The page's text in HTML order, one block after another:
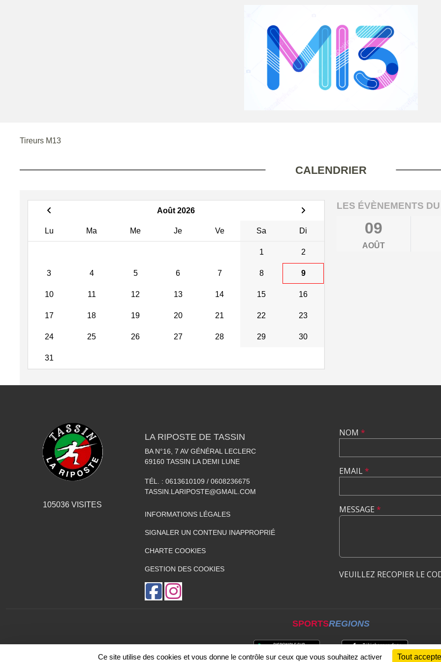
Tireurs M13
CALENDRIER
Août 2026
Lu Ma Me Je Ve Sa Di
1 2
3 4 5 6 7 8 9
10 11 12 13 14 15 16
17 18 19 20 21 22 23
24 25 26 27 28 29 30
31
LES ÉVÈNEMENTS
09
AOÛT
105036 VISITES
LA RIPOSTE DE TASSIN
BA N°16, 7 AV GÉNÉRAL LECLERC
69160 TASSIN LA DEMI LUNE
TÉL. : 0613610109 / 0608236675
TASSIN.LARIPOSTE@GMAIL.COM
INFORMATIONS LÉGALES
SIGNALER UN CONTENU INAPPROPRIÉ
CHARTE COOKIES
GESTION DES COOKIES
NOM *
EMAIL*
MESSAGE *
VEUILLEZ RECOPIER LE
SPORTSREGIONS
Ce site utilise des cookies et vous donne le contrôle sur ceux que vous souhaitez activer Tout